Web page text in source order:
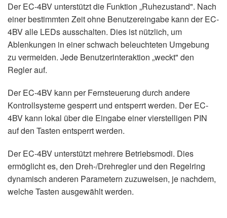
Der EC-4BV unterstützt die Funktion „Ruhezustand". Nach
einer bestimmten Zeit ohne Benutzereingabe kann der EC-
4BV alle LEDs ausschalten. Dies ist nützlich, um
Ablenkungen in einer schwach beleuchteten Umgebung
zu vermeiden. Jede Benutzerinteraktion „weckt" den
Regler auf.
Der EC-4BV kann per Fernsteuerung durch andere
Kontrollsysteme gesperrt und entsperrt werden. Der EC-
4BV kann lokal über die Eingabe einer vierstelligen PIN
auf den Tasten entsperrt werden.
Der EC-4BV unterstützt mehrere Betriebsmodi. Dies
ermöglicht es, den Dreh-/Drehregler und den Regelring
dynamisch anderen Parametern zuzuweisen, je nachdem,
welche Tasten ausgewählt werden.